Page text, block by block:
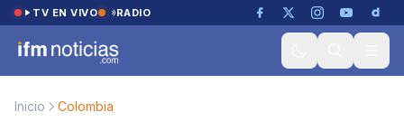
Saltar al contenido
TV EN VIVO RADIO
Inicio Colombia